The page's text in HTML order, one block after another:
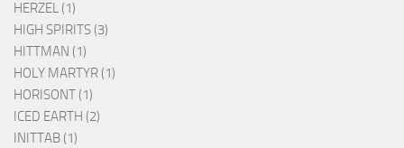
HERZEL (1)
HIGH SPIRITS (3)
HITTMAN (1)
HOLY MARTYR (1)
HORISONT (1)
ICED EARTH (2)
INITTAB (1)